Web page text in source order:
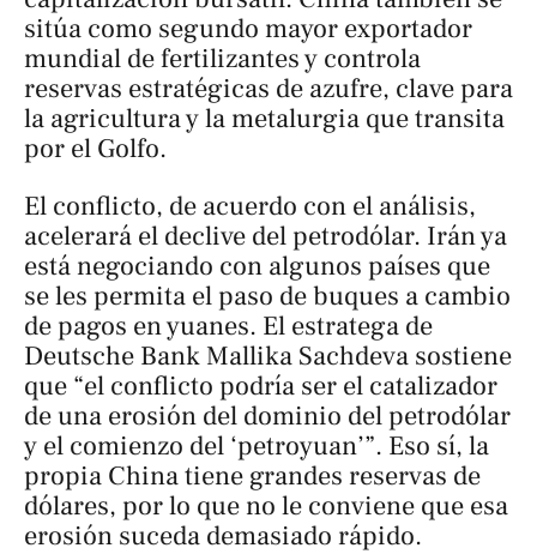
sitúa como segundo mayor exportador
mundial de fertilizantes y controla
reservas estratégicas de azufre, clave para
la agricultura y la metalurgia que transita
por el Golfo.
El conflicto, de acuerdo con el análisis,
acelerará el declive del petrodólar. Irán ya
está negociando con algunos países que
se les permita el paso de buques a cambio
de pagos en yuanes. El estratega de
Deutsche Bank Mallika Sachdeva sostiene
que “el conflicto podría ser el catalizador
de una erosión del dominio del petrodólar
y el comienzo del ‘petroyuan’”. Eso sí, la
propia China tiene grandes reservas de
dólares, por lo que no le conviene que esa
erosión suceda demasiado rápido.